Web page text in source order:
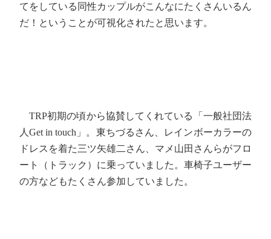
てをしている同性カップルがこんなにたくさんいるん
だ！ということが可視化されたと思います。
TRP初期の頃から協賛してくれている「一般社団法
人Get in touch」。東ちづるさん、レインボーカラーの
ドレスを着た三ツ矢雄二さん、マメ山田さんらがフロ
ート（トラック）に乗っていました。車椅子ユーザー
の方などもたくさん参加していました。